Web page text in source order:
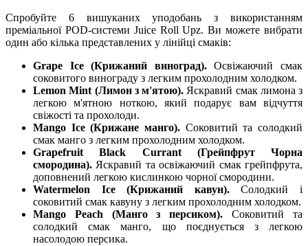
Спробуйте 6 вишуканих уподобань з використанням
преміальної POD-системи Juice Roll Upz. Ви можете вибрати
один або кілька представлених у лінійці смаків:
Grape Ice (Крижаний виноград).Освіжаючий смак
соковитого винограду з легким прохолодним холодком.
Lemon Mint (Лимон з м'ятою). Яскравий смак лимона з
легкою м'ятною ноткою, який подарує вам відчуття
свіжості та прохолоди.
Mango Ice (Крижане манго). Соковитий та солодкий
смак манго з легким прохолодним холодком.
Grapefruit Black Currant (Грейпфрут Чорна
смородина). Яскравий та освіжаючий смак грейпфрута,
доповнений легкою кислинкою чорної смородини.
Watermelon Ice (Крижаний кавун).Солодкий і
соковитий смак кавуну з легким прохолодним холодком.
Mango Peach (Манго з персиком).Соковитий та
солодкий смак манго, що поєднується з легкою
насолодою персика.